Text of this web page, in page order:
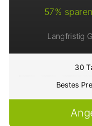
57%
Langfristig
30
Bestes